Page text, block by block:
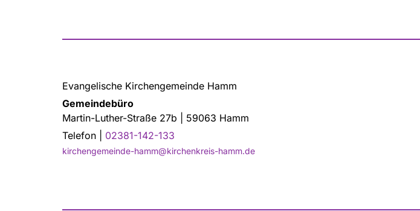
Evangelische Kirchengemeinde Hamm
Gemeindebüro
Martin-Luther-Straße 27b | 59063 Hamm
Telefon | 02381-142-133
kirchengemeinde-hamm@kirchenkreis-hamm.de